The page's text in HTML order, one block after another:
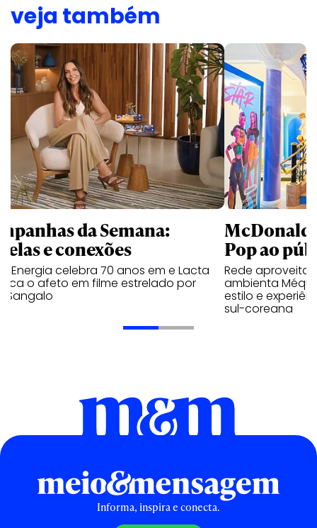
veja também
da Semana:
e conexões
Energia celebra 70 anos em e Lacta
o afeto em filme estrelado por
Sangalo
Pop ao
Rede aproveita
ambienta Méqui
estilo e
sul-coreana
Informa, inspira e conecta.